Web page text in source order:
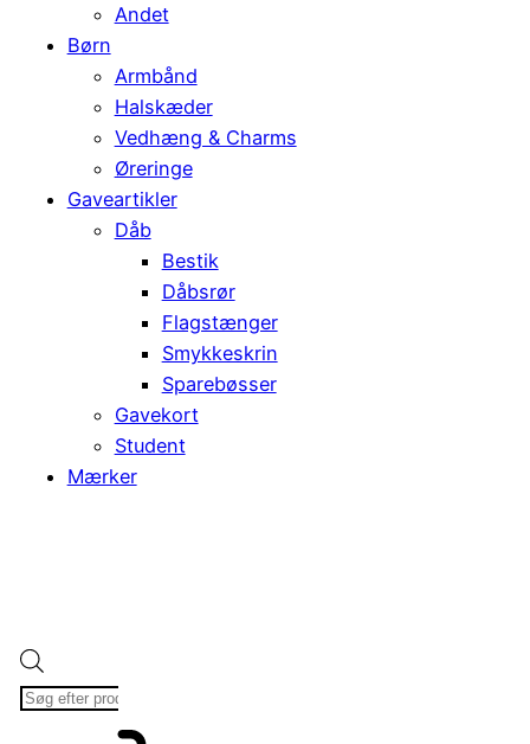
Andet
Børn
Armbånd
Halskæder
Vedhæng & Charms
Øreringe
Gaveartikler
Dåb
Bestik
Dåbsrør
Flagstænger
Smykkeskrin
Sparebøsser
Gavekort
Student
Mærker
search